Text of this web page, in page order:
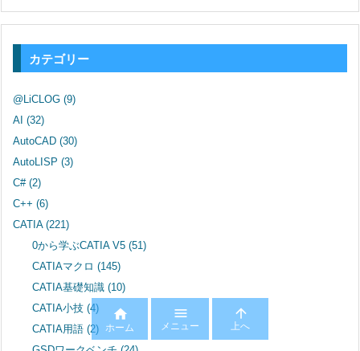
カテゴリー
@LiCLOG (9)
AI (32)
AutoCAD (30)
AutoLISP (3)
C# (2)
C++ (6)
CATIA (221)
0から学ぶCATIA V5(51)
CATIAマクロ(145)
CATIA基礎知識(10)
CATIA小技(4)
CATIA用語(2)

ホーム

メニュー

上へ